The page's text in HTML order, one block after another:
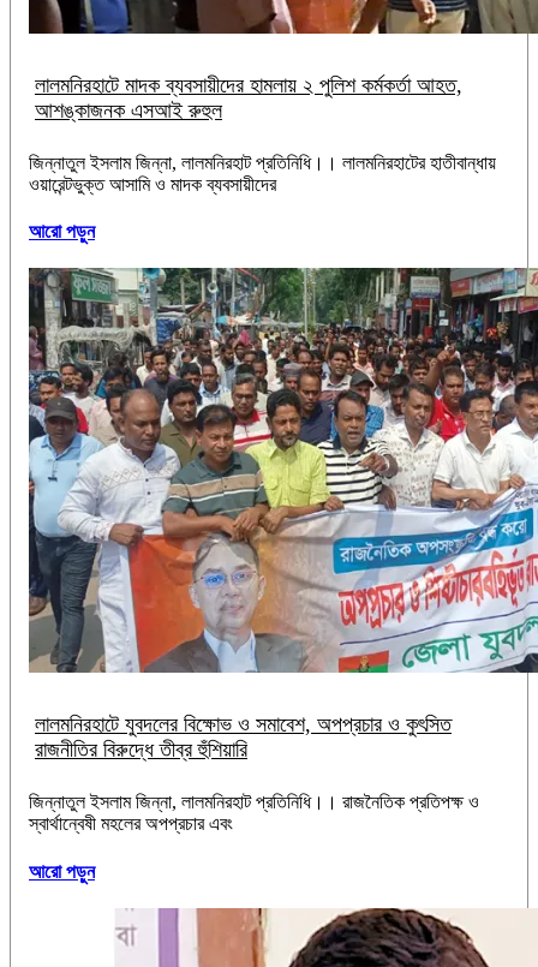
‎লালমনিরহাটে মাদক ব্যবসায়ীদের হামলায় ২ পুলিশ কর্মকর্তা আহত,
আশঙ্কাজনক এসআই রুহুল
জিন্নাতুল ইসলাম জিন্না, ‎​লালমনিরহাট প্রতিনিধি।। ‎লালমনিরহাটের হাতীবান্ধায়
ওয়ারেন্টভুক্ত আসামি ও মাদক ব্যবসায়ীদের
আরো পড়ুন
লালমনিরহাটে যুবদলের বিক্ষোভ ও সমাবেশ, অপপ্রচার ও কুৎসিত
রাজনীতির বিরুদ্ধে তীব্র হুঁশিয়ারি
‎জিন্নাতুল ইসলাম জিন্না, ‎​লালমনিরহাট প্রতিনিধি।। ‎রাজনৈতিক প্রতিপক্ষ ও
স্বার্থান্বেষী মহলের অপপ্রচার এবং
আরো পড়ুন